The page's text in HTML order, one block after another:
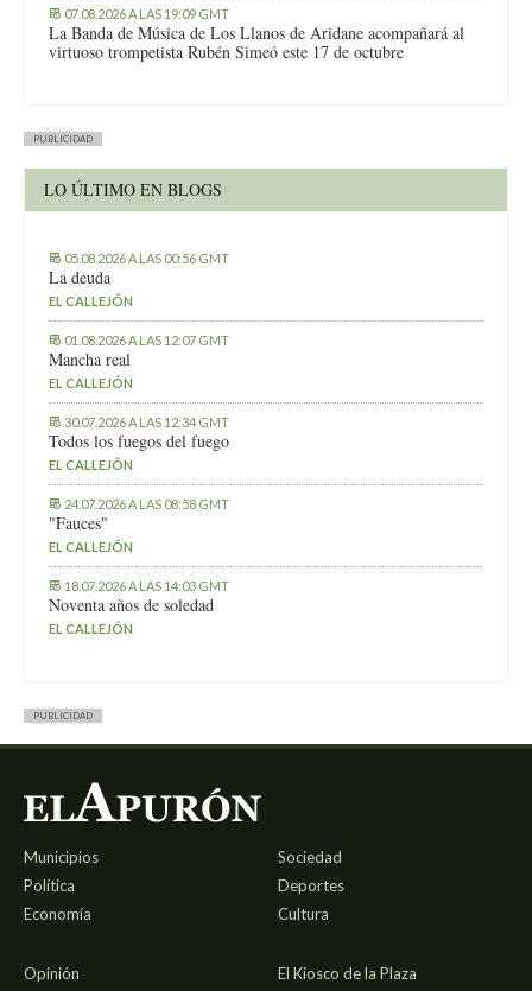
07.08.2026 A LAS 19:09 GMT
La Banda de Música de Los Llanos de Aridane acompañará al
virtuoso trompetista Rubén Simeó este 17 de octubre
PUBLICIDAD
LO ÚLTIMO EN BLOGS
05.08.2026 A LAS 00:56 GMT
La deuda
EL CALLEJÓN
01.08.2026 A LAS 12:07 GMT
Mancha real
EL CALLEJÓN
30.07.2026 A LAS 12:34 GMT
Todos los fuegos del fuego
EL CALLEJÓN
24.07.2026 A LAS 08:58 GMT
"Fauces"
EL CALLEJÓN
18.07.2026 A LAS 14:03 GMT
Noventa años de soledad
EL CALLEJÓN
PUBLICIDAD
Municipios
Política
Economía
Sociedad
Deportes
Cultura
Opinión El Kiosco de la Plaza